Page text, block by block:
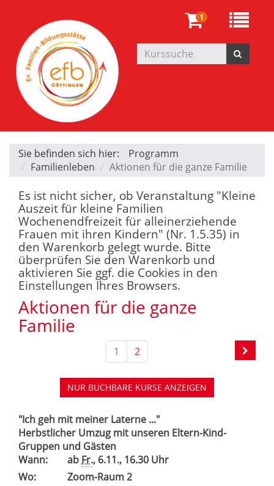
1
Sie befinden sich hier:
Programm
Familienleben
Aktionen für die ganze Familie
Es ist nicht sicher, ob Veranstaltung "Kleine
Auszeit für kleine Familien
Wochenendfreizeit für alleinerziehende
Frauen mit ihren Kindern" (Nr. 1.5.35) in
den Warenkorb gelegt wurde. Bitte
überprüfen Sie den Warenkorb und
aktivieren Sie ggf. die Cookies in den
Einstellungen Ihres Browsers.
Aktionen für die ganze
Familie
1 2
NUR BUCHBARE KURSE ANZEIGEN
"Ich geh mit meiner Laterne ..."
Herbstlicher Umzug mit unseren Eltern-Kind-
Gruppen und Gästen
Wann:
ab Fr., 6.11., 16.30 Uhr
Wo:
Zoom-Raum 2